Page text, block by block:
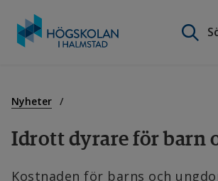
innehåll
Nyheter
Idrott dyrare för barn
Kostnaden för barns och
Utbildning
Forskning